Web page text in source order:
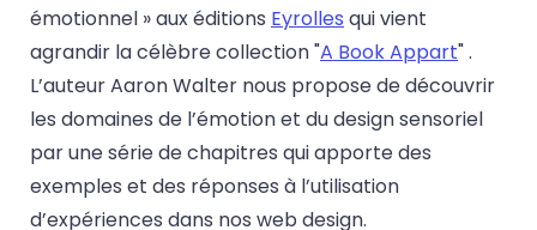
émotionnel » aux éditions Eyrolles qui vient
agrandir la célèbre collection "A Book Appart" .
L’auteur Aaron Walter nous propose de découvrir
les domaines de l’émotion et du design sensoriel
par une série de chapitres qui apporte des
exemples et des réponses à l’utilisation
d’expériences dans nos web design.